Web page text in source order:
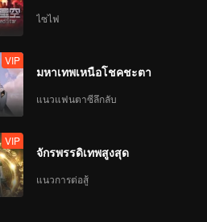
ไซไฟ
VIP
มหาเทพเหนือโชคชะตา
แนวแฟนตาซีลึกลับ
VIP
จักรพรรดิเทพสูงสุด
แนวการต่อสู้